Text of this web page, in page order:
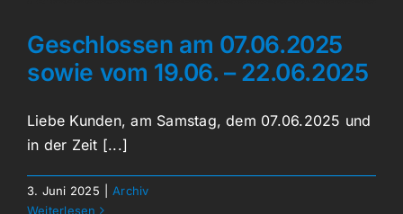
Geschlossen am 07.06.2025
sowie vom 19.06. – 22.06.2025
Liebe Kunden, am Samstag, dem 07.06.2025 und
in der Zeit [...]
3. Juni 2025
Archiv
Weiterlesen